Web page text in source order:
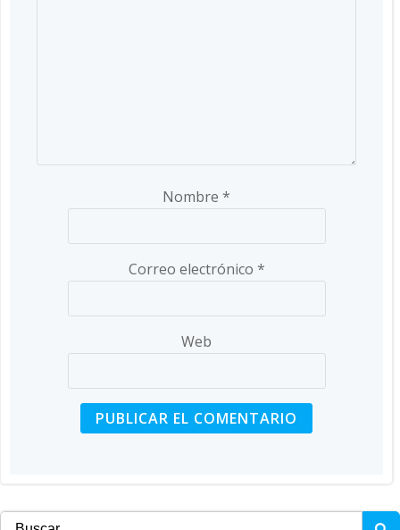
Nombre *
Correo electrónico *
Web
Buscar: